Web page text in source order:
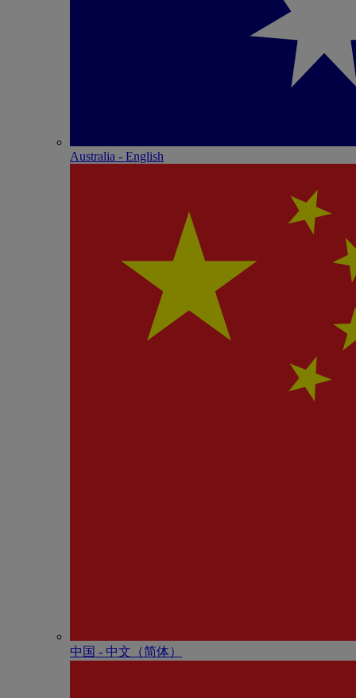
Australia - English
中国 - 中⽂（简体）